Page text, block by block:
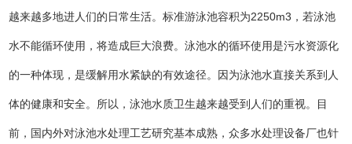
越来越多地进人们的日常生活。标准游泳池容积为2250m3，若泳池
水不能循环使用，将造成巨大浪费。泳池水的循环使用是污水资源化
的一种体现，是缓解用水紧缺的有效途径。因为泳池水直接关系到人
体的健康和安全。所以，泳池水质卫生越来越受到人们的重视。目
前，国内外对泳池水处理工艺研究基本成熟，众多水处理设备厂也针